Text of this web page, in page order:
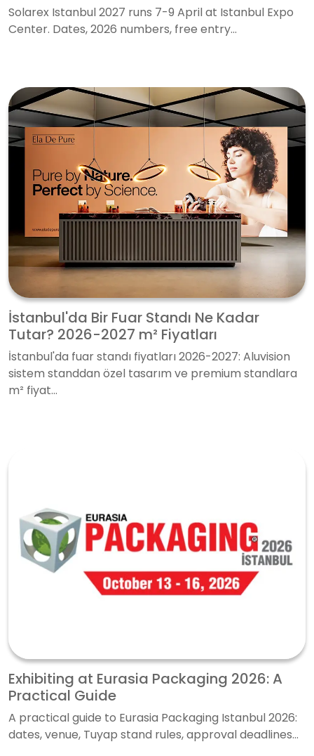
Solarex Istanbul 2027 runs 7-9 April at Istanbul Expo
Center. Dates, 2026 numbers, free entry...
İstanbul'da Bir Fuar Standı Ne Kadar
Tutar? 2026-2027 m² Fiyatları
İstanbul'da fuar standı fiyatları 2026-2027: Aluvision
sistem standdan özel tasarım ve premium standlara
m² fiyat...
Exhibiting at Eurasia Packaging 2026: A
Practical Guide
A practical guide to Eurasia Packaging Istanbul 2026:
dates, venue, Tuyap stand rules, approval deadlines...